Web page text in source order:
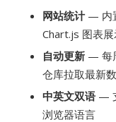
网站统计— 内
Chart.js 图表
自动更新 — 每
仓库拉取最新
中英文双语 —
浏览器语言